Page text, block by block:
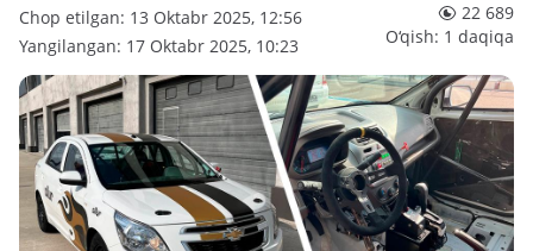
Chop etilgan: 13 Oktabr 2025, 12:56
Yangilangan: 17 Oktabr 2025, 10:23
22 689
O‘qish: 1 daqiqa